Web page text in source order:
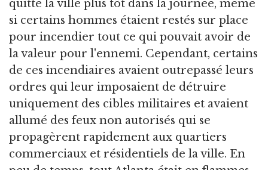
quitté la ville plus tôt dans la journée, même
si certains hommes étaient restés sur place
pour incendier tout ce qui pouvait avoir de
la valeur pour l'ennemi. Cependant, certains
de ces incendiaires avaient outrepassé leurs
ordres qui leur imposaient de détruire
uniquement des cibles militaires et avaient
allumé des feux non autorisés qui se
propagèrent rapidement aux quartiers
commerciaux et résidentiels de la ville. En